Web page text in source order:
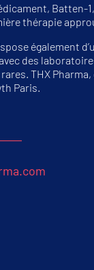
Batten-
thérapie
également
des
THX
Paris.